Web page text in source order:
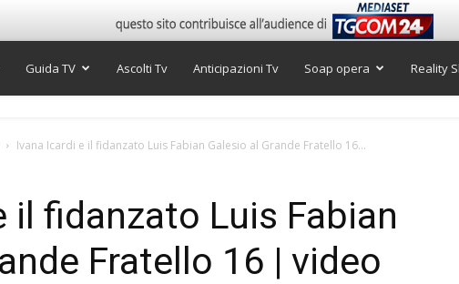
Guida TV Ascolti Tv Anticipazioni Tv Soap opera Reality
Ivana Icardi e il fidanzato Luis Fabian Galesio al Grande Fratello 16...
il fidanzato Luis Fabian
Fratello 16 | video